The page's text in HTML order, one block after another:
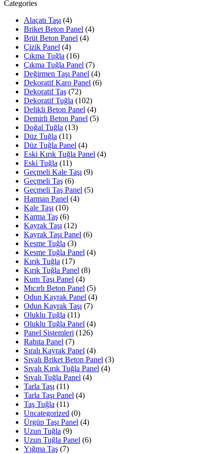
Categories
Alaçatı Taşı (4)
Briket Beton Panel (4)
Brüt Beton Panel (4)
Çizik Panel (4)
Çıkma Tuğla (16)
Çıkma Tuğla Panel (7)
Değirmen Taşı Panel (4)
Dekoratif Karo Panel (6)
Dekoratif Taş (72)
Dekoratif Tuğla (102)
Delikli Beton Panel (4)
Demirli Beton Panel (5)
Doğal Tuğla (13)
Düz Tuğla (11)
Düz Tuğla Panel (4)
Eski Kırık Tuğla Panel (4)
Eski Tuğla (11)
Geçmeli Kale Taşı (9)
Geçmeli Taş (6)
Geçmeli Taş Panel (5)
Harman Panel (4)
Kale Taşı (10)
Karma Taş (6)
Kayrak Taşı (12)
Kayrak Taşı Panel (6)
Kesme Tuğla (3)
Kesme Tuğla Panel (4)
Kırık Tuğla (17)
Kırık Tuğla Panel (8)
Kum Taşı Panel (4)
Mıcırlı Beton Panel (5)
Odun Kayrak Panel (4)
Odun Kayrak Taşı (7)
Oluklu Tuğla (11)
Oluklu Tuğla Panel (4)
Panel Sistemleri (126)
Rabıta Panel (7)
Sıralı Kayrak Panel (4)
Sıvalı Briket Beton Panel (3)
Sıvalı Kırık Tuğla Panel (4)
Sıvalı Tuğla Panel (4)
Tarla Taşı (11)
Tarla Taşı Panel (4)
Taş Tuğla (11)
Uncategorized (0)
Ürgüp Taşı Panel (4)
Uzun Tuğla (9)
Uzun Tuğla Panel (6)
Yığma Taş (7)